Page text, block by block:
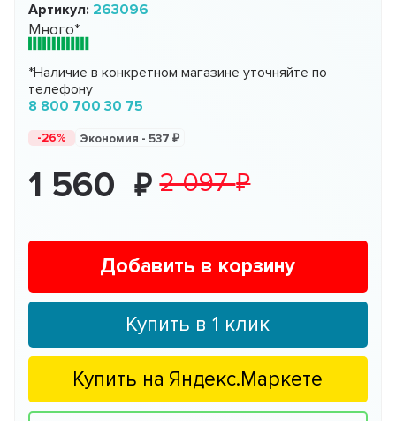
Артикул: 263096
Много*
*Наличие в конкретном магазине уточняйте по
телефону
8 800 700 30 75
-26% Экономия - 537
1 560 2 097
Добавить в корзину
Купить в 1 клик
Купить на Яндекс.Маркете